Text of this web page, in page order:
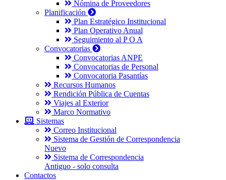
Nómina de Proveedores
Planificación
Plan Estratégico Institucional
Plan Operativo Anual
Seguimiento al P O A
Convocatorias
Convocatorias ANPE
Convocatorias de Personal
Convocatoria Pasantías
Recursos Humanos
Rendición Pública de Cuentas
Viajes al Exterior
Marco Normativo
Sistemas
Correo Institucional
Sistema de Gestión de Correspondencia
Nuevo
Sistema de Correspondencia
Antiguo - solo consulta
Contactos